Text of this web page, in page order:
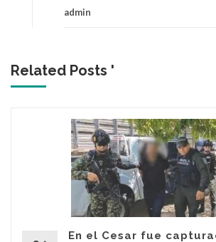
admin
Related Posts '
En el Cesar fue